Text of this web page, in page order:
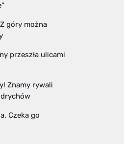
góry można
przeszła ulicami
Znamy rywali
Czeka go